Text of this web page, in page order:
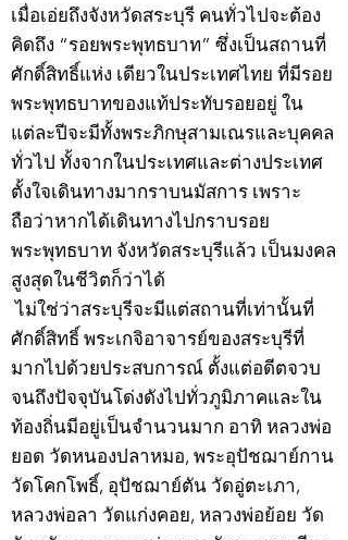
เมื่อเอ่ยถึงจังหวัดสระบุรี คนทั่วไปจะต้อง
คิดถึง “รอยพระพุทธบาท” ซึ่งเป็นสถานที่
ศักดิ์สิทธิ์แห่ง เดียวในประเทศไทย ที่มีรอย
พระพุทธบาทของแท้ประทับรอยอยู่ ใน
แต่ละปีจะมีทั้งพระภิกษุสามเณรและบุคคล
ทั่วไป ทั้งจากในประเทศและต่างประเทศ
ตั้งใจเดินทางมากราบนมัสการ เพราะ
ถือว่าหากได้เดินทางไปกราบรอย
พระพุทธบาท จังหวัดสระบุรีแล้ว เป็นมงคล
สูงสุดในชีวิตก็ว่าได้
ไม่ใช่ว่าสระบุรีจะมีแต่สถานที่เท่านั้นที่
ศักดิ์สิทธิ์ พระเกจิอาจารย์ของสระบุรีที่
มากไปด้วยประสบการณ์ ตั้งแต่อดีตจวบ
จนถึงปัจจุบันโด่งดังไปทั่วภูมิภาคและใน
ท้องถิ่นมีอยู่เป็นจำนวนมาก อาทิ หลวงพ่อ
ยอด วัดหนองปลาหมอ, พระอุปัชฌาย์กาน
วัดโคกโพธิ์, อุปัชฌาย์ตัน วัดอู่ตะเภา,
หลวงพ่อลา วัดแก่งคอย, หลวงพ่อย้อย วัด